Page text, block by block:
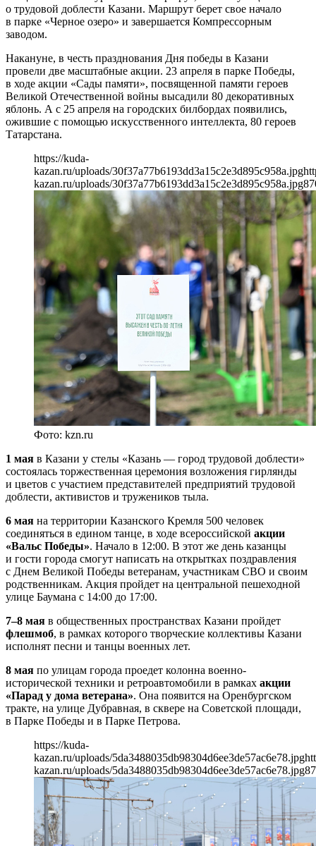
о трудовой доблести Казани. Маршрут берет свое начало
в парке «Черное озеро» и завершается Компрессорным
заводом.
Накануне, в честь празднования Дня победы в Казани
провели две масштабные акции. 23 апреля в парке Победы,
в ходе акции «Сады памяти», посвященной памяти героев
Великой Отечественной войны высадили 80 декоративных
яблонь. А с 25 апреля на городских билбордах появились,
ожившие с помощью искусственного интеллекта, 80 героев
Татарстана.
https://kuda-
kazan.ru/uploads/30f37a77b6193dd3a15c2e3d895c958a.jpg
kazan.ru/uploads/30f37a77b6193dd3a15c2e3d895c958a.jpg
Фото: kzn.ru
1 мая в Казани у стелы «Казань — город трудовой доблести»
состоялась торжественная церемония возложения гирлянды
и цветов с участием представителей предприятий трудовой
доблести, активистов и тружеников тыла.
6 мая на территории Казанского Кремля 500 человек
соединяться в едином танце, в ходе всероссийской акции
«Вальс Победы». Начало в 12:00. В этот же день казанцы
и гости города смогут написать на открытках поздравления
с Днем Великой Победы ветеранам, участникам СВО и своим
родственникам. Акция пройдет на центральной пешеходной
улице Баумана с 14:00 до 17:00.
7–8 мая в общественных пространствах Казани пройдет
флешмоб, в рамках которого творческие коллективы Казани
исполнят песни и танцы военных лет.
8 мая по улицам города проедет колонна военно-
исторической техники и ретроавтомобили в рамках акции
«Парад у дома ветерана». Она появится на Оренбургском
тракте, на улице Дубравная, в сквере на Советской площади,
в Парке Победы и в Парке Петрова.
https://kuda-
kazan.ru/uploads/5da3488035db98304d6ee3de57ac6e78.jpg
kazan.ru/uploads/5da3488035db98304d6ee3de57ac6e78.jpg